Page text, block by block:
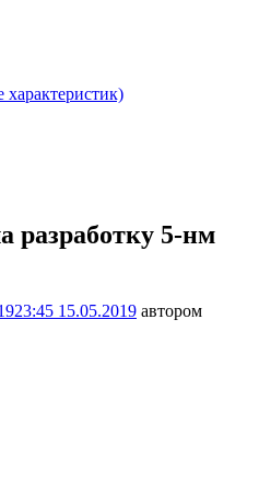
разработку 5-нм
23:45 15.05.2019 автором